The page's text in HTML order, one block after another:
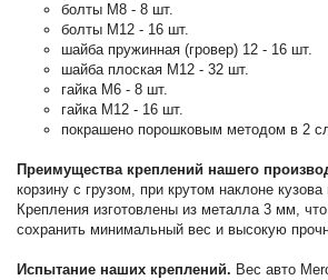
болты М8 - 8 шт.
болты М12 - 16 шт.
шайба пружинная (гровер) 12 - 16 шт.
шайба плоская М12 - 32 шт.
гайка М6 - 8 шт.
гайка М12 - 16 шт.
покрашено порошковым методом в 2
Преимущества креплений нашего
корзину с грузом, при крутом наклоне
Крепления изготовлены из металла 3 мм,
сохранить минимальный вес и высокую
Испытание наших креплений. Вес авто